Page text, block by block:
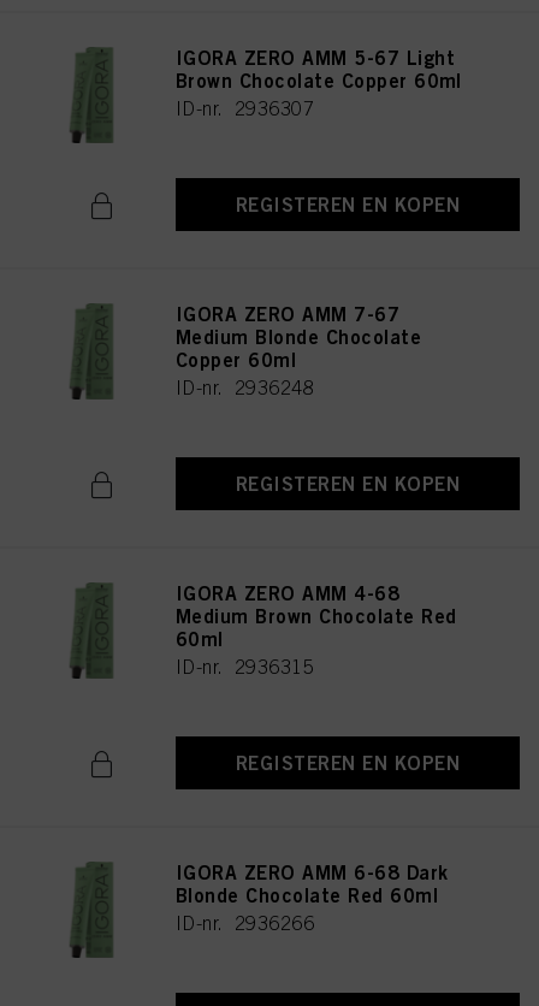
IGORA ZERO AMM 5-67 Light
Brown Chocolate Copper 60ml
ID-nr. 2936307
REGISTEREN EN KOPEN
IGORA ZERO AMM 7-67
Medium Blonde Chocolate
Copper 60ml
ID-nr. 2936248
REGISTEREN EN KOPEN
IGORA ZERO AMM 4-68
Medium Brown Chocolate Red
60ml
ID-nr. 2936315
REGISTEREN EN KOPEN
IGORA ZERO AMM 6-68 Dark
Blonde Chocolate Red 60ml
ID-nr. 2936266